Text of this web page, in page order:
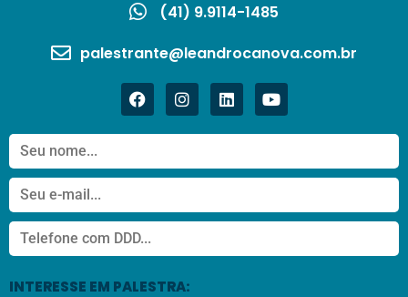
(41) 9.9114-1485
palestrante@leandrocanova.com.br
INTERESSE EM PALESTRA: